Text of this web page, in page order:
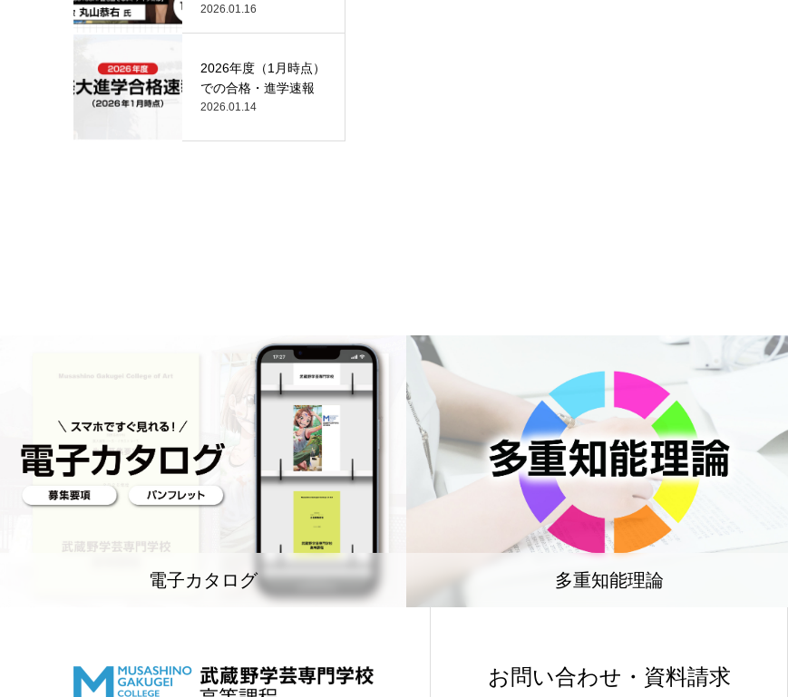
程…
2026.01.16
2026年度（1月時点）
での合格・進学速報
2026.01.14
電子カタログ 多重知能理論
お問い合わせ・資料請求